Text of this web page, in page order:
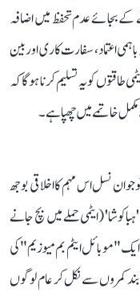
کے بجائے عدم تحفظ میں اضافہ
اعتماد، سفارت کاری اور بین
کو یہ تسلیم کرنا ہوگا کہ
مکمل خاتمے میں چھپا ہے۔
نسل اس مہم کا اخلاقی بوجھ
(ایٹمی حملے میں بچ جانے
"موبائل ایٹم بم میوزیم" کی
بند کمروں سے نکل کر عام لوگوں